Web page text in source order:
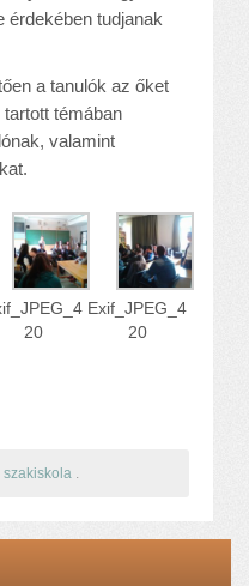
érdekében tudjanak
a tanulók az őket
témában
valamint
20
Exif_JPEG_4
20
szakiskola